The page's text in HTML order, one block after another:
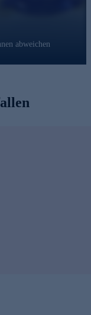
abweichen